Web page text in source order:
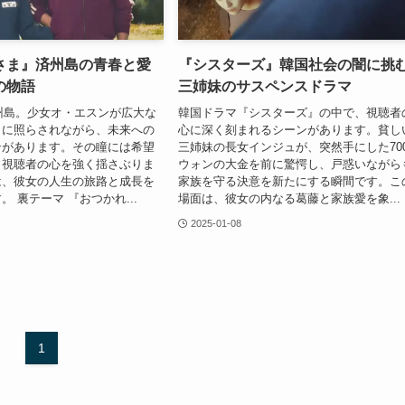
ま』済州島の青春と愛
物語
。少女オ・エスンが広大な
照らされながら、未来への
あります。その瞳には希望
聴者の心を強く揺さぶりま
彼女の人生の旅路と成長を
裏テーマ 『おつかれ...
『シスターズ』韓国社会の闇に挑
三姉妹のサスペンスドラマ
韓国ドラマ『シスターズ』の中で、視聴者
心に深く刻まれるシーンがあります。貧し
三姉妹の長女インジュが、突然手にした
ウォンの大金を前に驚愕し、戸惑いながら
家族を守る決意を新たにする瞬間です。こ
場面は、彼女の内なる葛藤と家族愛を象...
2025-01-08
1